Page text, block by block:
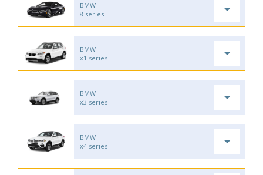
BMW
8 series
BMW
x1 series
BMW
x3 series
BMW
x4 series